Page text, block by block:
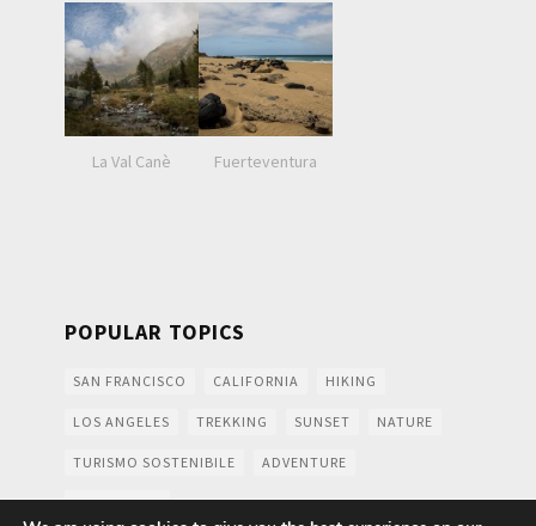
La Val Canè Fuerteventura
POPULAR TOPICS
SAN FRANCISCO CALIFORNIA HIKING
LOS ANGELES TREKKING SUNSET NATURE
TURISMO SOSTENIBILE ADVENTURE
MOUNTAINS